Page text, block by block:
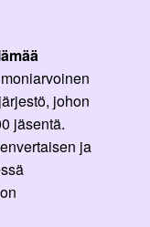
johon
jäsentä.
ja